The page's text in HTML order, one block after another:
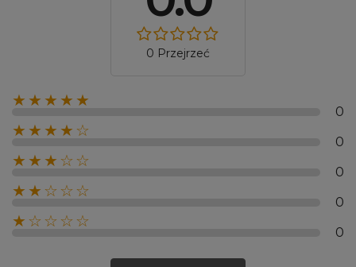
0 Przejrzeć
★★★★★
0
★★★★☆
0
★★★☆☆
0
★★☆☆☆
0
★☆☆☆☆
0